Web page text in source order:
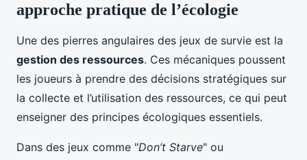
approche pratique de l’écologie
Une des pierres angulaires des jeux de survie est la
gestion des ressources. Ces mécaniques poussent
les joueurs à prendre des décisions stratégiques sur
la collecte et l’utilisation des ressources, ce qui peut
enseigner des principes écologiques essentiels.
Dans des jeux comme "Don’t Starve" ou